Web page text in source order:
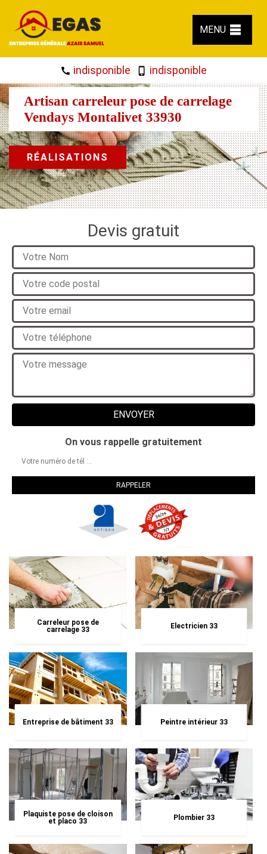
MENU
indisponible indisponible
Artisan carreleur pose de carrelage
Vendays Montalivet 33930
RÉALISATIONS
Devis gratuit
On vous rappelle gratuitement
Carreleur pose de
carrelage 33
Electricien 33
Entreprise de bâtiment 33 Peintre intérieur 33
Plaquiste pose de cloison
et placo 33
Plombier 33